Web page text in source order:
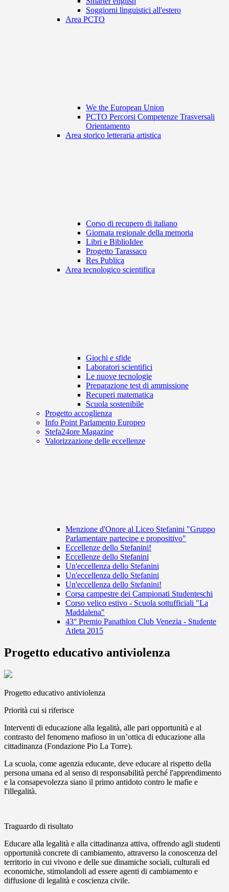
Soggiorni linguistici all'estero
Area PCTO
We the European Union
PCTO Percorsi Competenze Trasversali
Orientamento
Area storico letteraria artistica
Corso di recupero di italiano
Giornata regionale della memoria
Libri e BiblioIdee
Progetto Tarassaco
Res Publica
Area tecnologico scientifica
Giochi e sfide
Laboratori scientifici
Le nuove tecnologie
Preparazione test di ammissione
Recuperi matematica
Scuola sostenibile
Progetto accoglienza
Info Point Parlamento Europeo
Stefa24ore Magazine
Valorizzazione delle eccellenze
Menzione d'Onore al Liceo Stefanini "Gruppo
Parlamentare partecipe e propositivo"
Eccellenze dello Stefanini!
Eccellenze dello Stefanini
Un'eccellenza dello Stefanini
Un'eccellenza dello Stefanini
Un'eccellenza dello Stefanini!
Corsa campestre dei Campionati Studenteschi
Corso velico estivo - Scuola sottufficiali "La
Maddalena"
43° Premio Panathlon Club Venezia - Studente
Atleta 2015
Progetto educativo antiviolenza
Progetto educativo antiviolenza
Priorità cui si riferisce
Interventi di educazione alla legalità, alle pari opportunità e al
contrasto del fenomeno mafioso in un’ottica di educazione alla
cittadinanza (Fondazione Pio La Torre).
La scuola, come agenzia educante, deve educare al rispetto della
persona umana ed al senso di responsabilità perché l'apprendimento
e la consapevolezza siano il primo antidoto contro le mafie e
l'illegalità.
Traguardo di risultato
Educare alla legalità e alla cittadinanza attiva, offrendo agli studenti
opportunità concrete di cambiamento, attraverso la conoscenza del
territorio in cui vivono e delle sue dinamiche sociali, culturali ed
economiche, stimolandoli ad essere agenti di cambiamento e
diffusione di legalità e coscienza civile.